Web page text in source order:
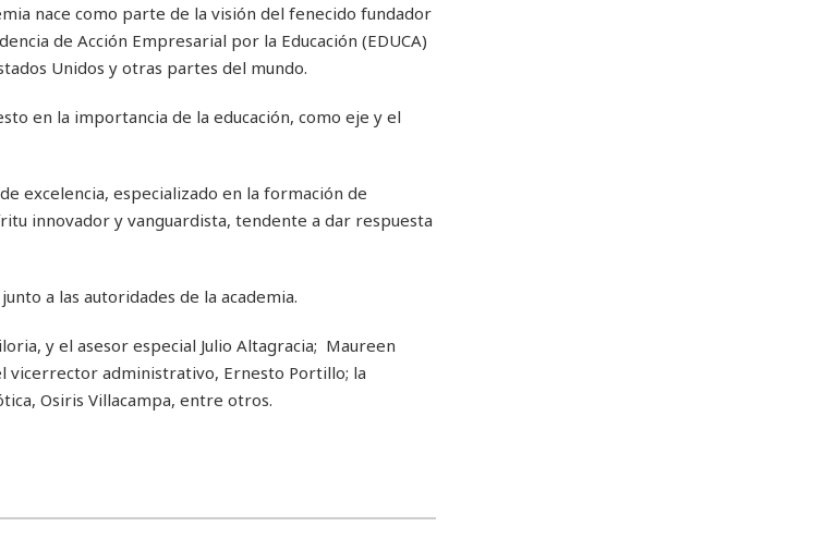
nace como parte de la visión del fenecido fundador
de Acción Empresarial por la Educación (EDUCA)
Unidos y otras partes del mundo.
en la importancia de la educación, como eje y el
excelencia, especializado en la formación de
innovador y vanguardista, tendente a dar respuesta
a las autoridades de la academia.
y el asesor especial Julio Altagracia; Maureen
vicerrector administrativo, Ernesto Portillo; la
Osiris Villacampa, entre otros.